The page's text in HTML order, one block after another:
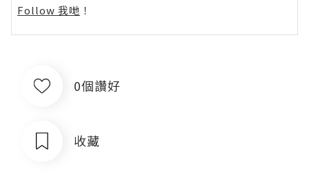
Follow 我哋 ！
0個讚好
收藏